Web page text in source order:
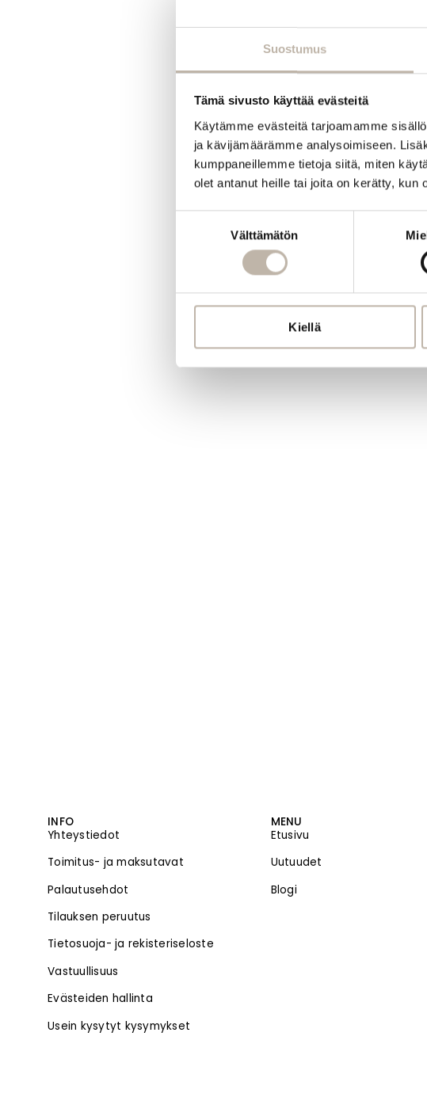
Suostumus
Tämä sivusto käyttää evästeitä
Käytämme evästeitä tarjoamamme
ja kävijämäärämme analysoimiseen.
kumppaneillemme tietoja siitä, miten
olet antanut heille tai joita on kerätty, kun
Välttämätön
Kiellä
INFO
Yhteystiedot
Toimitus- ja maksutavat
Palautusehdot
Tilauksen peruutus
Tietosuoja- ja rekisteriseloste
Vastuullisuus
Evästeiden hallinta
Usein kysytyt kysymykset
MENU
Etusivu
Uutuudet
Blogi